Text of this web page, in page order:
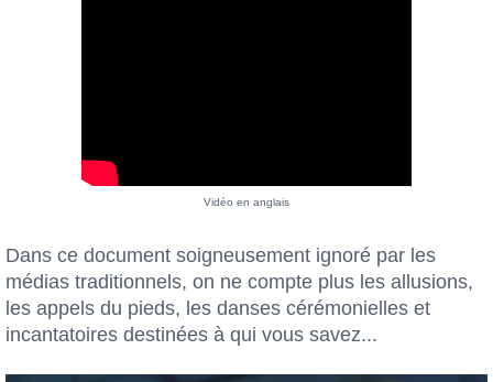
Vidéo en anglais
Dans ce document soigneusement ignoré par les
médias traditionnels, on ne compte plus les allusions,
les appels du pieds, les danses cérémonielles et
incantatoires destinées à qui vous savez...